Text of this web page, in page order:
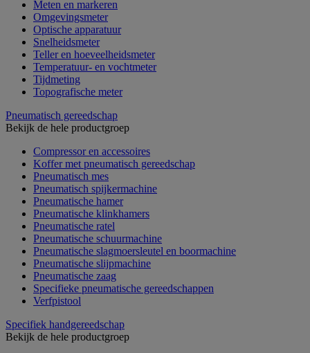
Meten en markeren
Omgevingsmeter
Optische apparatuur
Snelheidsmeter
Teller en hoeveelheidsmeter
Temperatuur- en vochtmeter
Tijdmeting
Topografische meter
Pneumatisch gereedschap
Bekijk de hele productgroep
Compressor en accessoires
Koffer met pneumatisch gereedschap
Pneumatisch mes
Pneumatisch spijkermachine
Pneumatische hamer
Pneumatische klinkhamers
Pneumatische ratel
Pneumatische schuurmachine
Pneumatische slagmoersleutel en boormachine
Pneumatische slijpmachine
Pneumatische zaag
Specifieke pneumatische gereedschappen
Verfpistool
Specifiek handgereedschap
Bekijk de hele productgroep